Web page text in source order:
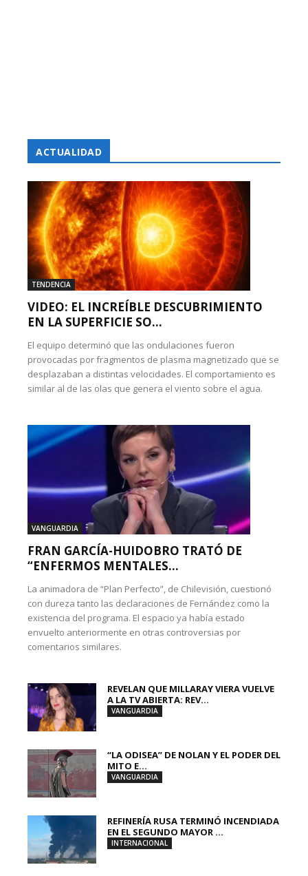
ACTUALIDAD
TENDENCIA
VIDEO: EL INCREÍBLE DESCUBRIMIENTO
EN LA SUPERFICIE SO...
El equipo determinó que las ondulaciones fueron
provocadas por fragmentos de plasma magnetizado que se
desplazaban a distintas velocidades. El comportamiento es
similar al de las olas que genera el viento sobre el agua.
VANGUARDIA
FRAN GARCÍA-HUIDOBRO TRATÓ DE
“ENFERMOS MENTALES...
La animadora de “Plan Perfecto”, de Chilevisión, cuestionó
con dureza tanto las declaraciones de Fernández como la
existencia del programa. El espacio ya había estado
envuelto anteriormente en otras controversias por
comentarios similares.
REVELAN QUE MILLARAY VIERA VUELVE
A LA TV ABIERTA: REV...
VANGUARDIA
“LA ODISEA” DE NOLAN Y EL PODER DEL
MITO E...
VANGUARDIA
REFINERÍA RUSA TERMINÓ INCENDIADA
EN EL SEGUNDO MAYOR ...
INTERNACIONAL